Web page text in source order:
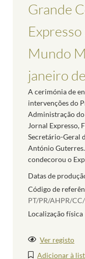
Grande
Mundo
janeiro
A cerimónia de
intervenções do
Administração
Jornal Expresso,
Secretário-Geral
António
condecorou o
Datas de
Código de
PT/PR/AHPR/
Localização física
Ver registo
Adicionar à